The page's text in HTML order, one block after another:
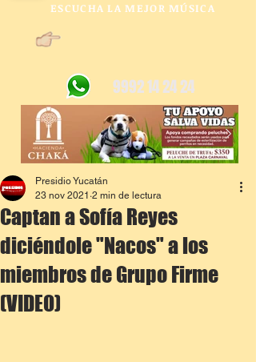
ESCUCHA LA MEJOR MÚSICA
9992 14 24 24
Captan a Sofía Reyes
diciéndole "Nacos" a los
miembros de Grupo Firme
(VIDEO)
Presidio Yucatán
23 nov 2021 2 min de lectura